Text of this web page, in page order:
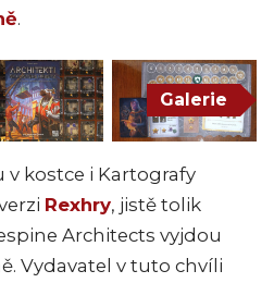
.
Galerie
v kostce i Kartografy
Rexhry, jistě tolik
Architects vyjdou
Vydavatel v tuto chvíli